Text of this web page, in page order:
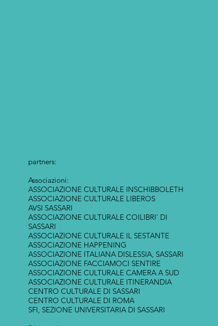
partners:
Associazioni:
ASSOCIAZIONE CULTURALE INSCHIBBOLETH
ASSOCIAZIONE CULTURALE LIBEROS
AVSI SASSARI
ASSOCIAZIONE CULTURALE COILIBRI' DI
SASSARI
ASSOCIAZIONE CULTURALE IL SESTANTE
ASSOCIAZIONE HAPPENING
ASSOCIAZIONE ITALIANA DISLESSIA, SASSARI
ASSOCIAZIONE FACCIAMOCI SENTIRE
ASSOCIAZIONE CULTURALE CAMERA A SUD
ASSOCIAZIONE CULTURALE ITINERANDIA
CENTRO CULTURALE DI SASSARI
CENTRO CULTURALE DI ROMA
SFI, SEZIONE UNIVERSITARIA DI SASSARI